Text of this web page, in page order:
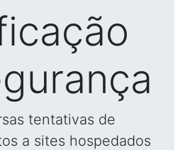
tentativas de
a sites hospedados